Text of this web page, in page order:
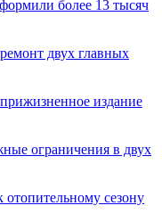
более 13 тысяч
двух главных
издание
ограничения в двух
сезону